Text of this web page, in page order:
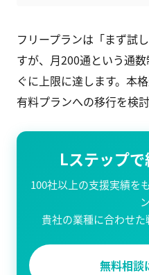
フリープランは「まず試
すが、月200通という通
ぐに上限に達します。本
有料プランへの移行を検
Lステップ
100社以上の支援実績を
貴社の業種に合わせた
無料相談